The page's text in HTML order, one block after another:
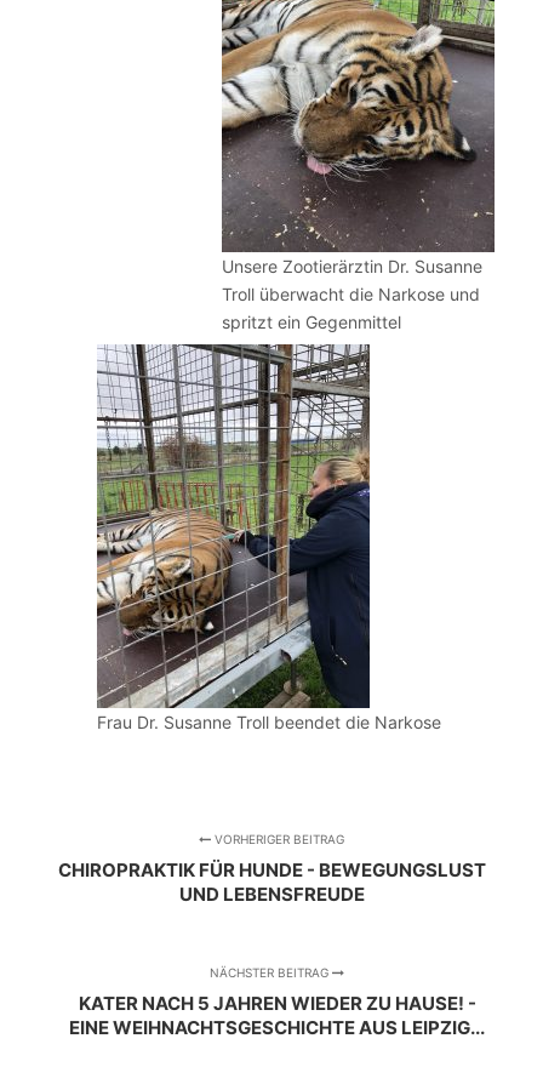
Unsere Zootierärztin Dr. Susanne
Troll überwacht die Narkose und
spritzt ein Gegenmittel
Frau Dr. Susanne Troll beendet die Narkose
VORHERIGER BEITRAG
CHIROPRAKTIK FÜR HUNDE - BEWEGUNGSLUST
UND LEBENSFREUDE
NÄCHSTER BEITRAG
KATER NACH 5 JAHREN WIEDER ZU HAUSE! -
EINE WEIHNACHTSGESCHICHTE AUS LEIPZIG...